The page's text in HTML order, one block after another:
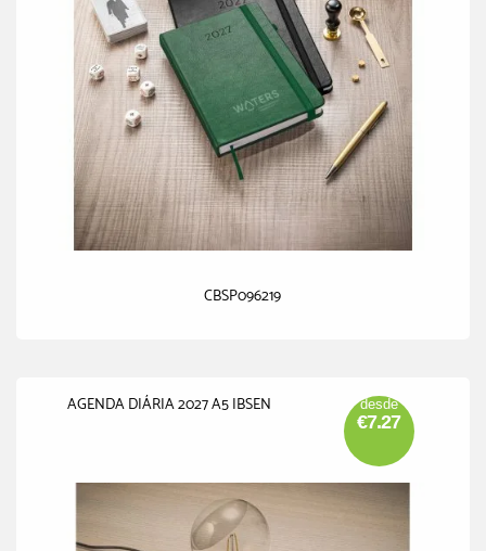
CBSP096219
AGENDA DIÁRIA 2027 A5 IBSEN desde
€7.27